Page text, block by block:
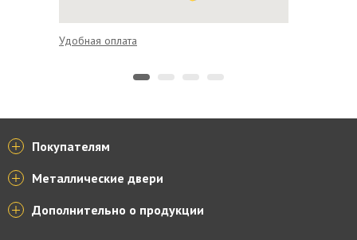
Удобная оплата
Покупателям
Металлические двери
Дополнительно о продукции